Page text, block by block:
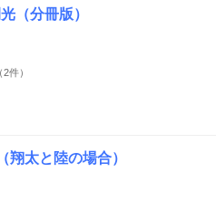
（分冊版）
（2件）
太と陸の場合）